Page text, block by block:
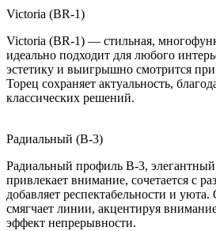
Victoria (BR-1)
Victoria (BR-1) — стильная,
идеально подходит для любого
эстетику и выигрышно смотрится
Торец сохраняет актуальность,
классических решений.
Радиальный (B-3)
Радиальный профиль B-3,
привлекает внимание, сочетается с
добавляет респектабельности и
смягчает линии, акцентируя
эффект непрерывности.